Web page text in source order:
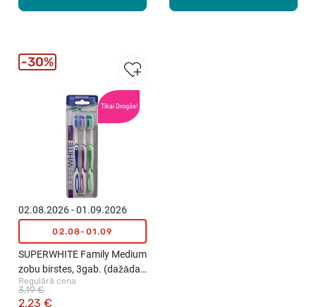
Tikai Drogās!
02.08.2026 - 01.09.2026
02.08-01.09
SUPERWHITE Family Medium
zobu birstes, 3gab. (dažādas
krāsas)
Regulārā cena
2,23 €
3,19 €
30%